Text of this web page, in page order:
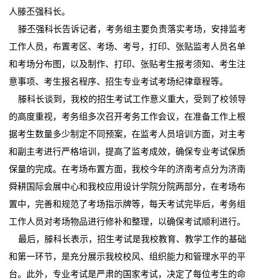
人滕丕强科长。
滕丕强科长告诉记者，考务组主要负责落实考场，安排监考
工作人员，布置考区、考场、考号，打印、张贴监考人员名单
和考场分布图，以及制作、打印、张贴考生报考须知、考生注
意事项、考生报名程序、招生专业考试考场纪律章程等。
滕科长谈到，我校的招生考试工作意义重大，受到了校领导
的高度重视，考务组多次召开考务工作会议，在准备工作上根
据考生数量多少制定不同预案，在监考人员培训方面，对主考
和副主考进行严格培训，提高了监考成效，确保专业考试保质
保量的完成。在考场布置方面，我校今年的济南考点分为济南
舜耕国际会展中心和我校应用设计学院分院两部分，在考场布
置中，完善和规范了考场指示牌等，每天考试完毕后，考务组
工作人员对考场物品进行修补和整理，以确保考试顺利进行。
最后，滕科长表示，招生考试是我校教育、教学工作的基础
和第一环节，是充分展示我校校风、组织能力和管理水平的平
台。此外，专业考试是严肃的国家考试，决定了每位考生的命